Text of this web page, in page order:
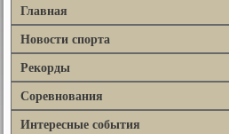
Главная
Новости спорта
Рекорды
Соревнования
Интересные события